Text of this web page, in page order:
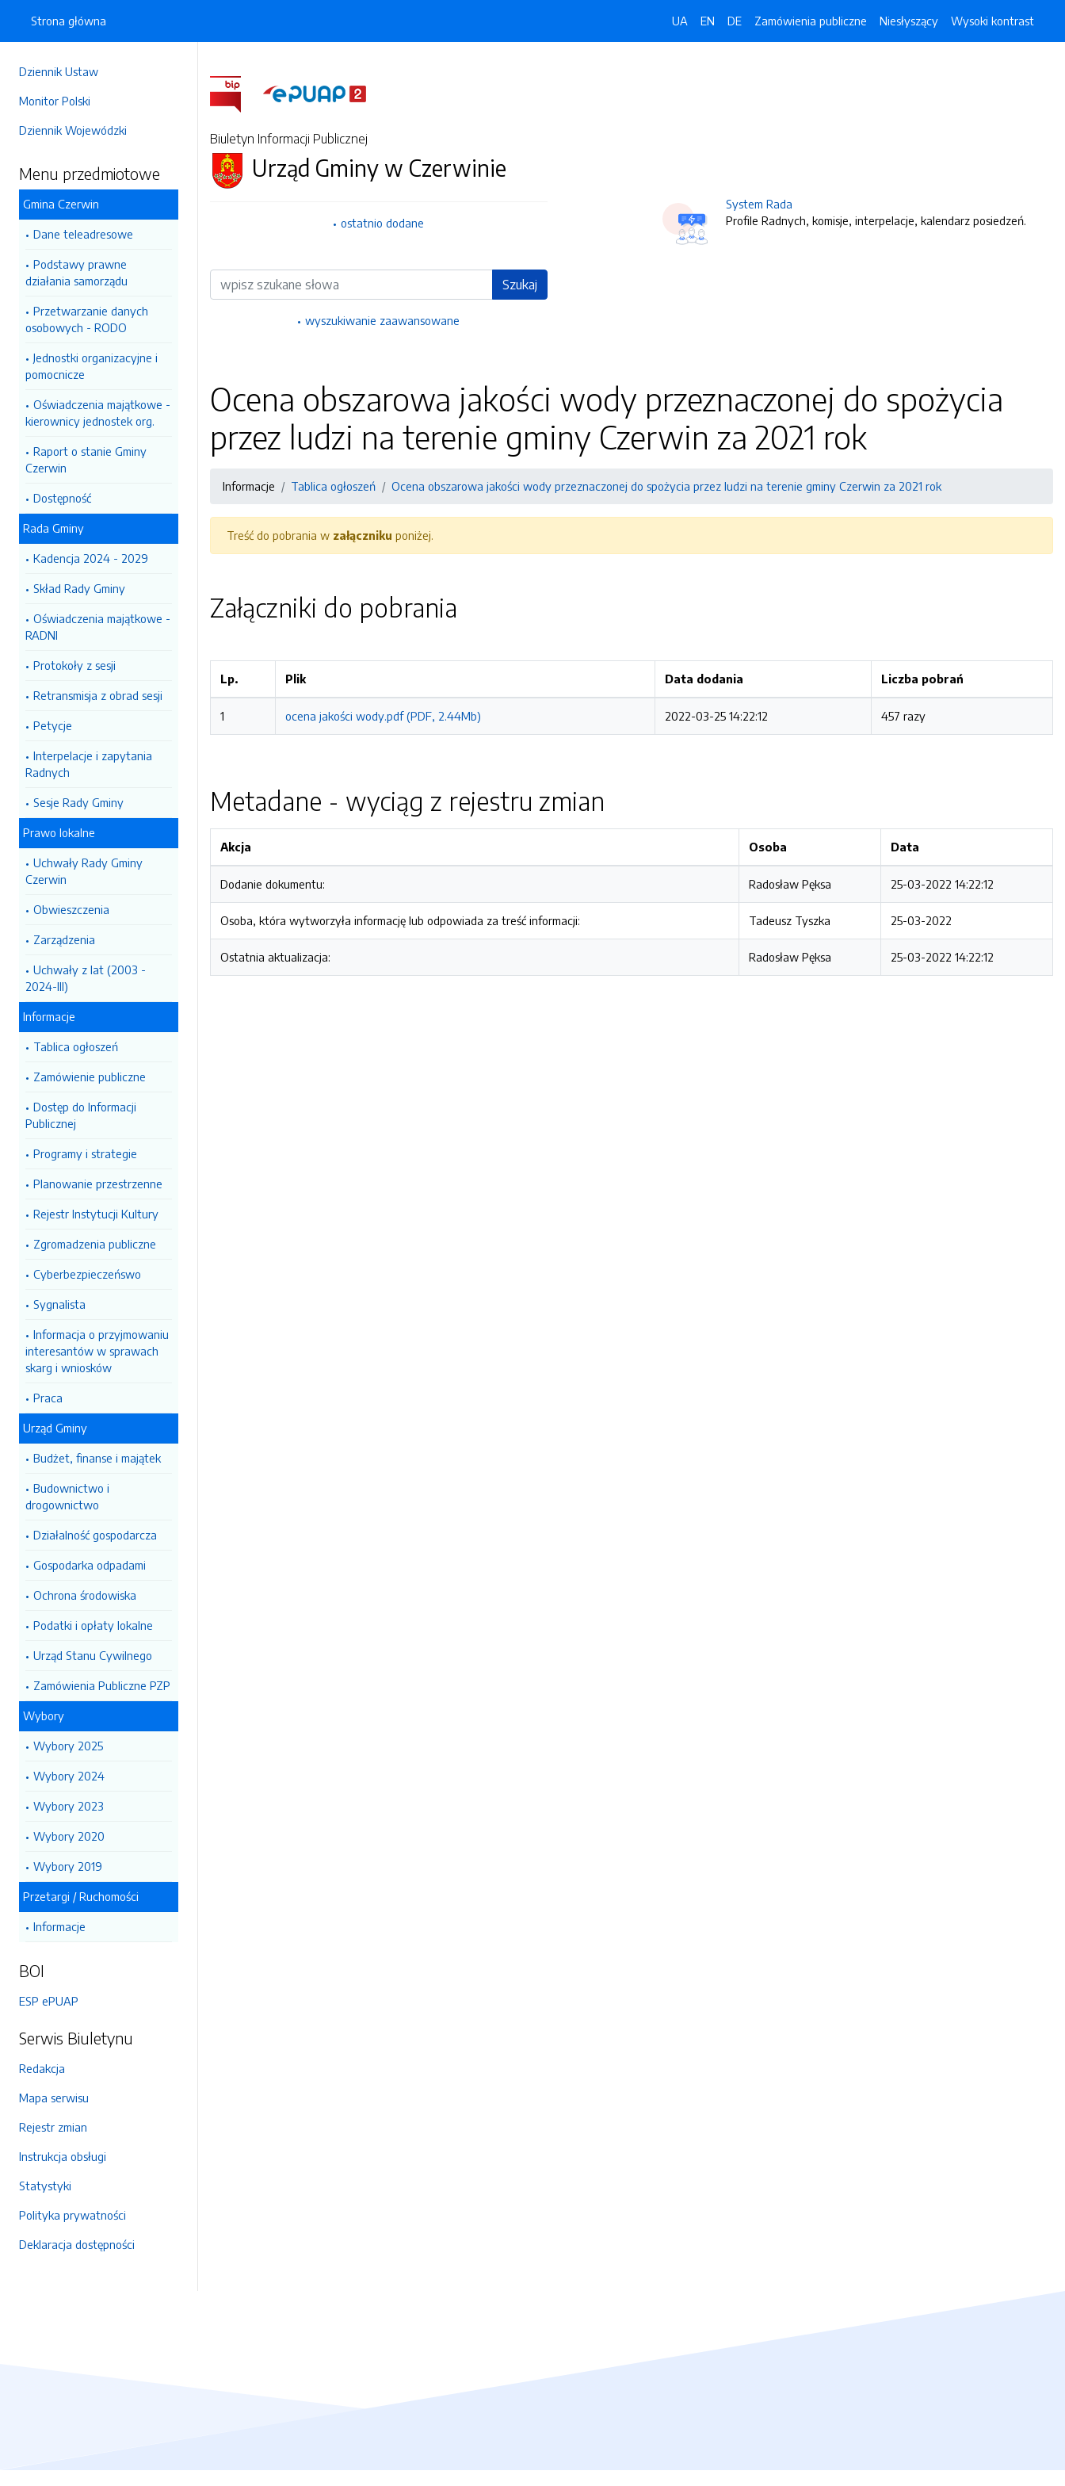
Dziennik Ustaw
Monitor Polski
Dziennik Wojewódzki
Menu przedmiotowe
Gmina Czerwin
Dane teleadresowe
Podstawy prawne
działania samorządu
Przetwarzanie danych
osobowych - RODO
Jednostki organizacyjne i
pomocnicze
Oświadczenia majątkowe -
kierownicy jednostek org.
Raport o stanie Gminy
Czerwin
Dostępność
Rada Gminy
Kadencja 2024 - 2029
Skład Rady Gminy
Oświadczenia majątkowe -
RADNI
Protokoły z sesji
Retransmisja z obrad sesji
Petycje
Interpelacje i zapytania
Radnych
Sesje Rady Gminy
Prawo lokalne
Uchwały Rady Gminy
Czerwin
Obwieszczenia
Zarządzenia
Uchwały z lat (2003 -
2024-III)
Informacje
Tablica ogłoszeń
Zamówienie publiczne
Dostęp do Informacji
Publicznej
Programy i strategie
Planowanie przestrzenne
Rejestr Instytucji Kultury
Zgromadzenia publiczne
Cyberbezpieczeńswo
Sygnalista
Informacja o przyjmowaniu
interesantów w sprawach
skarg i wniosków
Praca
Urząd Gminy
Budżet, finanse i majątek
Budownictwo i
drogownictwo
Działalność gospodarcza
Gospodarka odpadami
Ochrona środowiska
Podatki i opłaty lokalne
Urząd Stanu Cywilnego
Zamówienia Publiczne PZP
Wybory
Wybory 2025
Wybory 2024
Wybory 2023
Wybory 2020
Wybory 2019
Przetargi / Ruchomości
Informacje
BOI
ESP ePUAP
Serwis Biuletynu
Redakcja
Mapa serwisu
Rejestr zmian
Instrukcja obsługi
Statystyki
Polityka prywatności
Deklaracja dostępności
Strona główna UA EN DE Zamówienia publiczne Niesłyszący Wysoki kontrast
Biuletyn Informacji Publicznej
Urząd Gminy w Czerwinie
ostatnio dodane
Wyszukiwarka Szukaj
wyszukiwanie zaawansowane
System Rada
Profile Radnych, komisje, interpelacje, kalendarz posiedzeń.
Ocena obszarowa jakości wody przeznaczonej do spożycia
przez ludzi na terenie gminy Czerwin za 2021 rok
Informacje Tablica ogłoszeń Ocena obszarowa jakości wody przeznaczonej do spożycia przez ludzi na terenie gminy Czerwin za 2021 rok
Treść do pobrania w załączniku poniżej.
Załączniki do pobrania
Lp. Plik Data dodania Liczba pobrań
1 ocena jakości wody.pdf (PDF, 2.44Mb) 2022-03-25 14:22:12 457 razy
Metadane - wyciąg z rejestru zmian
Akcja Osoba Data
Dodanie dokumentu: Radosław Pęksa 25-03-2022 14:22:12
Osoba, która wytworzyła informację lub odpowiada za treść informacji: Tadeusz Tyszka 25-03-2022
Ostatnia aktualizacja: Radosław Pęksa 25-03-2022 14:22:12